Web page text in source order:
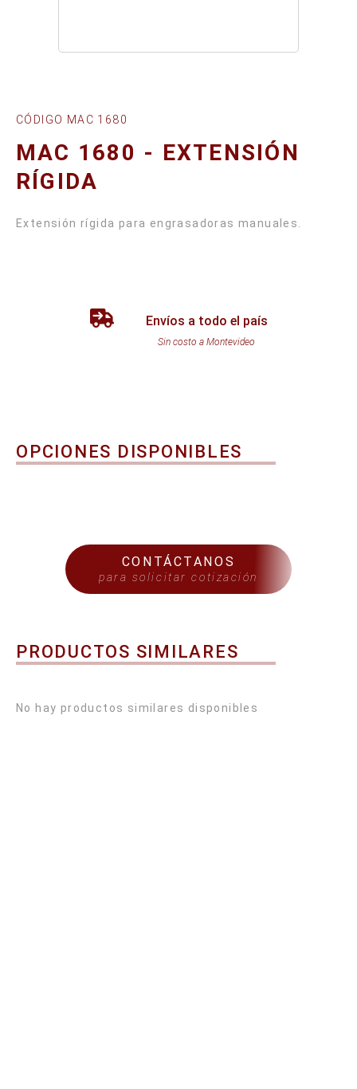
CÓDIGO MAC 1680
MAC 1680 - EXTENSIÓN
RÍGIDA
Extensión rígida para engrasadoras manuales.
Envíos a todo el país
Sin costo a Montevideo
OPCIONES DISPONIBLES
CONTÁCTANOS
para solicitar cotización
PRODUCTOS SIMILARES
No hay productos similares disponibles